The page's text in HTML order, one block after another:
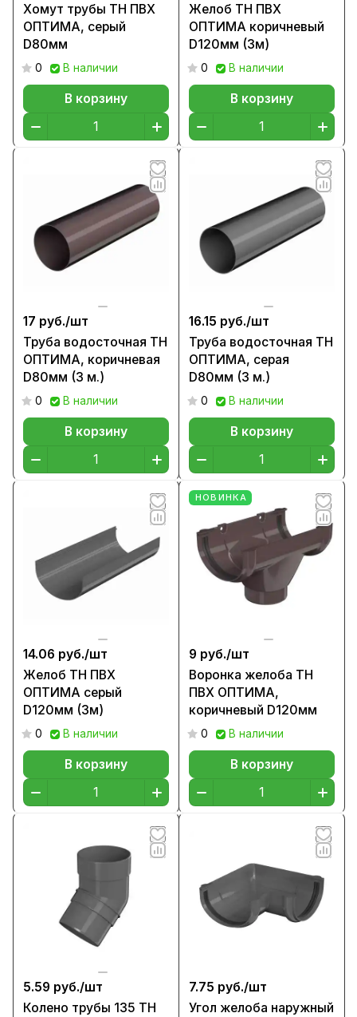
Хомут трубы ТН ПВХ
ОПТИМА, серый
D80мм
0 В наличии
В корзину
Желоб ТН ПВХ
ОПТИМА коричневый
D120мм (3м)
0 В наличии
В корзину
17 руб./шт
Труба водосточная ТН
ОПТИМА, коричневая
D80мм (3 м.)
0 В наличии
В корзину
16.15 руб./шт
Труба водосточная ТН
ОПТИМА, серая
D80мм (3 м.)
0 В наличии
В корзину
14.06 руб./шт
Желоб ТН ПВХ
ОПТИМА серый
D120мм (3м)
0 В наличии
В корзину
НОВИНКА
9 руб./шт
Воронка желоба ТН
ПВХ ОПТИМА,
коричневый D120мм
0 В наличии
В корзину
5.59 руб./шт
Колено трубы 135 ТН
7.75 руб./шт
Угол желоба наружный